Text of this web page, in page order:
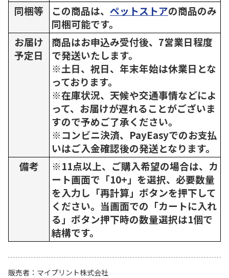
同梱等
この商品は、 ペットストアの商品のみ
同梱可能です。
お届け
予定日
商品はお申込み受付後、7営業日程度
で発送いたします。
※土日、祝日、年末年始は休業日とな
っております。
※在庫状況、天候や交通事情などによ
って、お届けが遅れることがございま
すので予めご了承ください。
※コンビニ決済、PayEasyでのお支払
いはご入金確認後の発送となります。
備考
※11点以上、ご購入希望の場合は、カ
ート画面で「10+」を選択、必要数量
を入力し「再計算」ボタンを押下して
ください。当画面での「カートに入れ
る」ボタン押下時の数量選択は1個で
結構です。
販売者
マイプリント株式会社